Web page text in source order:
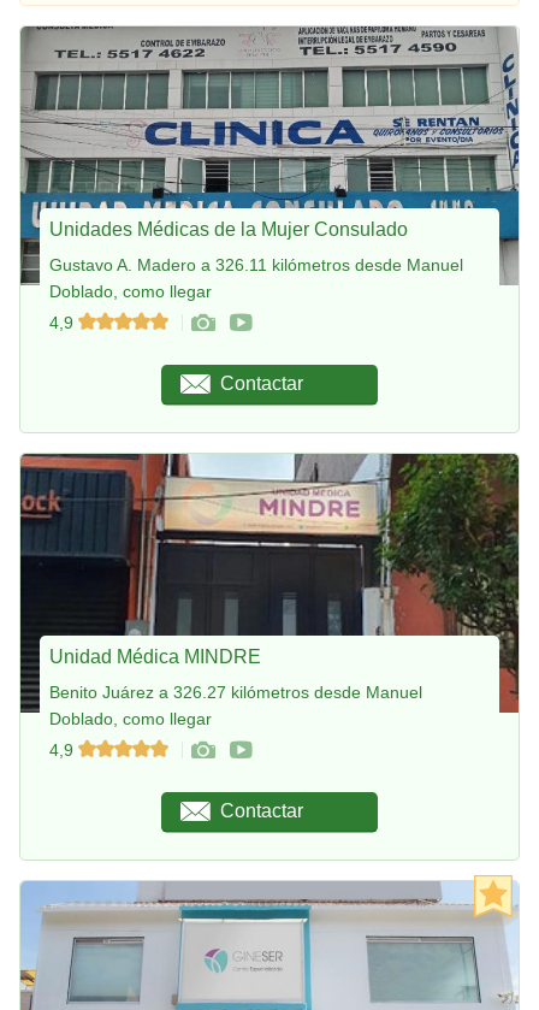
Unidades Médicas de la Mujer Consulado
Gustavo A. Madero a 326.11 kilómetros desde Manuel
Doblado, como llegar
4,9
Contactar
Unidad Médica MINDRE
Benito Juárez a 326.27 kilómetros desde Manuel
Doblado, como llegar
4,9
Contactar